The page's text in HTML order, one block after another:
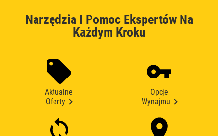
Narzędzia I Pomoc Ekspertów Na
Każdym Kroku
Aktualne
Oferty
Opcje
Wynajmu